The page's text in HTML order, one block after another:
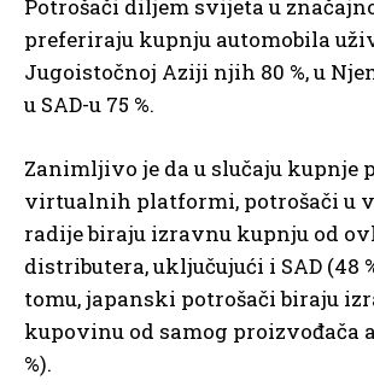
Potrošači diljem svijeta u
preferiraju kupnju automobila
Jugoistočnoj Aziji njih 80 %, u
u SAD-u 75 %.
Zanimljivo je da u slučaju kupnje
virtualnih platformi, potrošači u
radije biraju izravnu kupnju od
distributera, uključujući i SAD (48
tomu, japanski potrošači biraju
kupovinu od samog proizvođača
%).